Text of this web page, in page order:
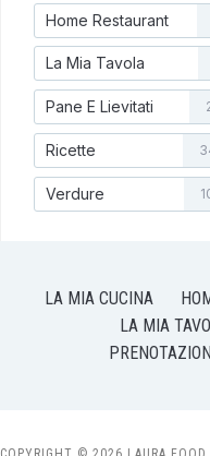
Home Restaurant
La Mia Tavola
Pane E Lievitati
Ricette
Verdure
LA MIA CUCINA
LA MIA